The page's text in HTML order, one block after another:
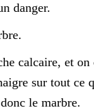
danger.
calcaire, et on
sur tout ce
le marbre.